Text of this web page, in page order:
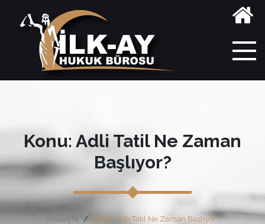
Konu: Adli Tatil Ne Zaman
Başlıyor?
Anasayfa Etiket: Adli Tatil Ne Zaman Başlıyor?